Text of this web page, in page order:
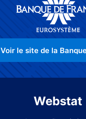
Voir le site de la
Webstat